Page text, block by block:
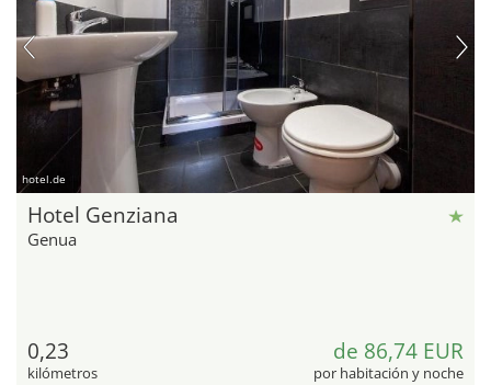
hotel.de
Hotel Genziana
Genua
0,23
kilómetros
de 86,74 EUR
por habitación y noche